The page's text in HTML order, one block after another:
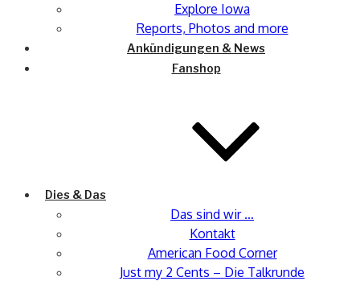
Explore Iowa
Reports, Photos and more
Ankündigungen & News
Fanshop
Dies & Das
Das sind wir …
Kontakt
American Food Corner
Just my 2 Cents – Die Talkrunde